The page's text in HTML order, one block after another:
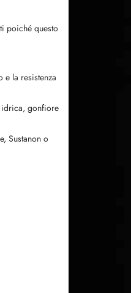
poiché questo
la resistenza
idrica, gonfiore
Sustanon o